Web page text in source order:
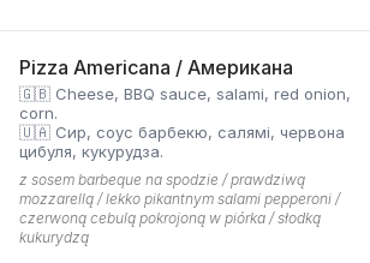
Pizza Americana / Американа
🇬🇧 Cheese, BBQ sauce, salami, red onion,
corn.
🇺🇦 Сир, соус барбекю, салямі, червона
цибуля, кукурудза.
z sosem barbeque na spodzie / prawdziwą
mozzarellą / lekko pikantnym salami pepperoni /
czerwoną cebulą pokrojoną w piórka / słodką
kukurydzą